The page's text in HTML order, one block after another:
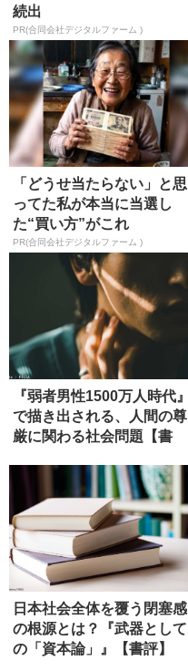
続出
PR(合同会社デジタルファーム )
「どうせ当たらない」と思
ってた私が本当に当選し
た“買い方”がこれ
PR(合同会社デジタルファーム )
『弱者男性1500万人時代』
で描き出される、人間の尊
厳に関わる社会問題【書
日本社会全体を覆う閉塞感
の根源とは？『武器として
の「資本論」』【書評】